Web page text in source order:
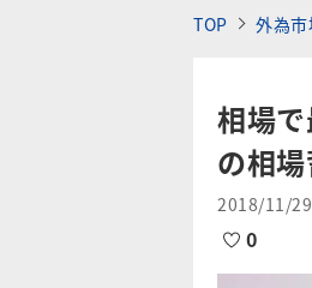
TOP 外為市
相場
の相
2018/11/
0